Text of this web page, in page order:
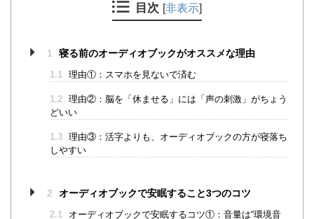
目次 [非表示]
1 寝る前のオーディオブックがオススメな理由
1.1 理由①：スマホを見ないで済む
1.2 理由②：脳を「休ませる」には「声の刺激」がちょう
どいい
1.3 理由③：活字よりも、オーディオブックの方が寝落ち
しやすい
2 オーディオブックで安眠すること3つのコツ
2.1
オーディオブックで安眠するコツ①：音量は“環境音